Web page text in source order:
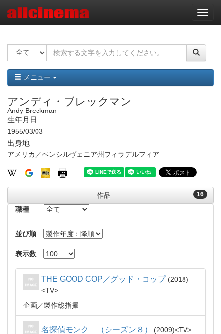
ナ
ビ
ー
ョ
ン
メニュー
アンディ・ブレックマン
Andy Breckman
生年月日
1955/03/03
出身地
アメリカ／ペンシルヴェニア州フィラデルフィア
16
作品
職種
並び順
表示数
THE GOOD COP／グッド・コップ
2018
TV
企画
製作総指揮
名探偵モンク （シーズン８） 2009 TV